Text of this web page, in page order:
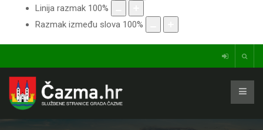
Linija razmak 100%
Razmak između slova 100%